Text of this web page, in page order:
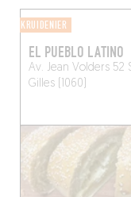
KRUIDENIER
EL PUEBLO LATINO
Av. Jean Volders 52
Gilles (1060)